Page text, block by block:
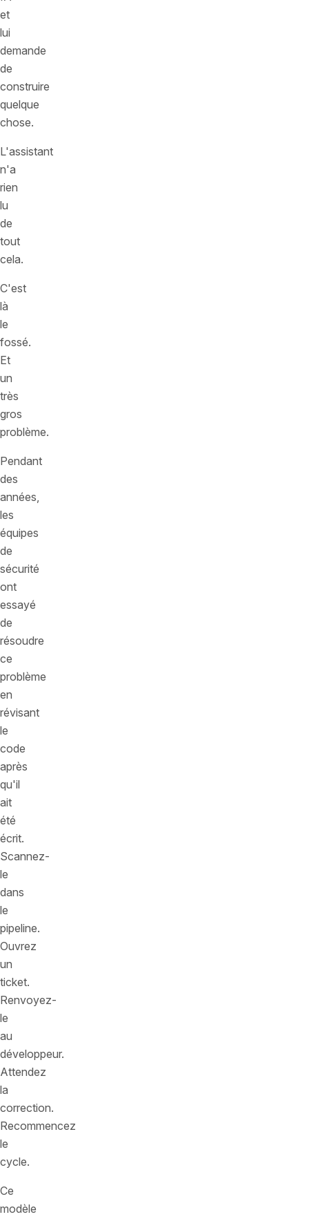
et
lui
demande
de
construire
quelque
chose.
L'assistant
n'a
rien
lu
de
tout
cela.
C'est
là
le
fossé.
Et
un
très
gros
problème.
Pendant
des
années,
les
équipes
de
sécurité
ont
essayé
de
résoudre
ce
problème
en
révisant
le
code
après
qu'il
ait
été
écrit.
Scannez-
le
dans
le
pipeline.
Ouvrez
un
ticket.
Renvoyez-
le
au
développeur.
Attendez
la
correction.
Recommencez
le
cycle.
Ce
modèle